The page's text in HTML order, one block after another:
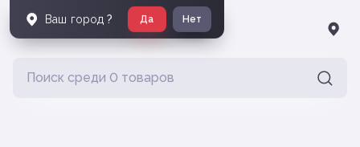
Ваш город ? Да Нет